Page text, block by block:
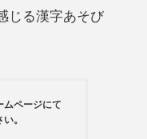
じる漢字あそび
ムページにて
。